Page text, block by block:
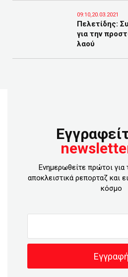
09:10,20.03.2021
Πελετίδης:
για την
λαού
Ενημερωθείτε πρώτοι για
αποκλειστικά ρεπορταζ και
κόσμο